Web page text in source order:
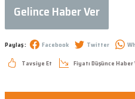
Gelince Haber Ver
Paylaş : Facebook Twitter
Tavsiye Et
Fiyatı Düşünce Haber